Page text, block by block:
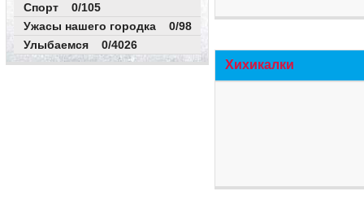
Спорт 0/105
Ужасы нашего городка 0/98
Улыбаемся 0/4026
Хихикалки